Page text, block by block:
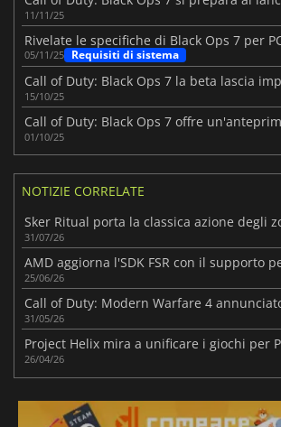
11/11/25
05/11/25 Requisiti di sistema
15/10/25
01/10/25
NOTIZIE CORRELATE
31/07/26
25/06/26
31/05/26
26/04/26